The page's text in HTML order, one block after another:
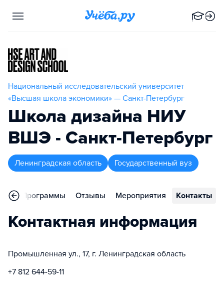
Национальный исследовательский университет
«Высшая школа экономики» — Санкт-Петербург
Школа дизайна НИУ
ВШЭ - Санкт-Петербург
Ленинградская область Государственный вуз
Программы Отзывы Мероприятия Контакты
Контактная информация
Промышленная ул., 17, г. Ленинградская область
+7 812 644-59-11